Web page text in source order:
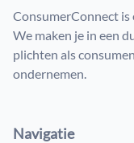
ConsumerConnect is
We maken je in een
plichten als
ondernemen.
Navigatie